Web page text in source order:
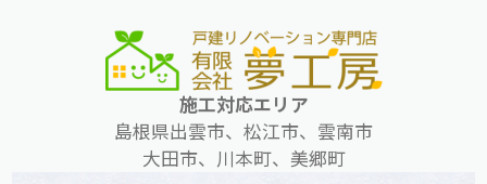
施工対応エリア
島根県出雲市、松江市、雲南市
大田市、川本町、美郷町